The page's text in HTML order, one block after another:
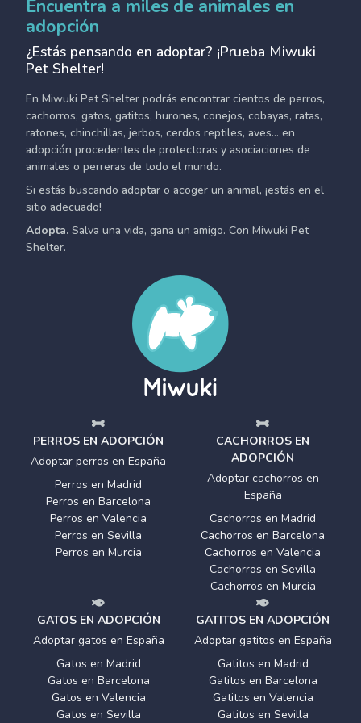
Encuentra a miles de animales en
adopción
¿Estás pensando en adoptar? ¡Prueba Miwuki
Pet Shelter!
En Miwuki Pet Shelter podrás encontrar cientos de perros,
cachorros, gatos, gatitos, hurones, conejos, cobayas, ratas,
ratones, chinchillas, jerbos, cerdos reptiles, aves... en
adopción procedentes de protectoras y asociaciones de
animales o perreras de todo el mundo.
Si estás buscando adoptar o acoger un animal, ¡estás en el
sitio adecuado!
Adopta. Salva una vida, gana un amigo. Con Miwuki Pet
Shelter.
PERROS EN ADOPCIÓN
Adoptar perros en España
Perros en Madrid
Perros en Barcelona
Perros en Valencia
Perros en Sevilla
Perros en Murcia
CACHORROS EN
ADOPCIÓN
Adoptar cachorros en
España
Cachorros en Madrid
Cachorros en Barcelona
Cachorros en Valencia
Cachorros en Sevilla
Cachorros en Murcia
GATOS EN ADOPCIÓN
Adoptar gatos en España
Gatos en Madrid
Gatos en Barcelona
Gatos en Valencia
Gatos en Sevilla
GATITOS EN ADOPCIÓN
Adoptar gatitos en España
Gatitos en Madrid
Gatitos en Barcelona
Gatitos en Valencia
Gatitos en Sevilla